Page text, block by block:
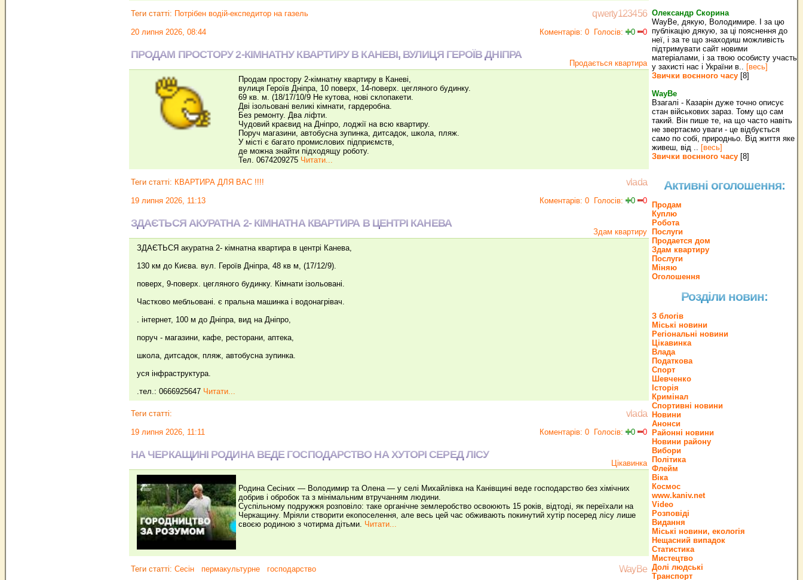
Теги статті: Потрібен водій-експедитор на газель qwerty123456
20 липня 2026, 08:44 Коментарів: 0 Голосів: 0 0
ПРОДАМ ПРОСТОРУ 2-КІМНАТНУ КВАРТИРУ В КАНЕВІ, ВУЛИЦЯ ГЕРОЇВ ДНІПРА
Продається квартира
Продам простору 2-кімнатну квартиру в Каневі,
вулиця Героїв Дніпра, 10 поверх, 14-поверх. цегляного будинку.
69 кв. м. (18/17/10/9 Не кутова, нові склопакети.
Дві ізольовані великі кімнати, гардеробна.
Без ремонту. Два ліфти.
Чудовий краєвид на Дніпро, лоджії на всю квартиру.
Поруч магазини, автобусна зупинка, дитсадок, школа, пляж.
У місті є багато промислових підприємств,
де можна знайти підходящу роботу.
Тел. 0674209275 Читати...
Теги статті: КВАРТИРА ДЛЯ ВАС !!!! vlada
19 липня 2026, 11:13 Коментарів: 0 Голосів: 0 0
ЗДАЄТЬСЯ АКУРАТНА 2- КІМНАТНА КВАРТИРА В ЦЕНТРІ КАНЕВА
Здам квартиру
ЗДАЄТЬСЯ акуратна 2- кімнатна квартира в центрі Канева,
130 км до Києва. вул. Героїв Дніпра, 48 кв м, (17/12/9).
поверх, 9-поверх. цегляного будинку. Кімнати ізольовані.
Частково мебльовані. є пральна машинка і водонагрівач.
. інтернет, 100 м до Дніпра, вид на Дніпро,
поруч - магазини, кафе, ресторани, аптека,
школа, дитсадок, пляж, автобусна зупинка.
уся інфраструктура.
.тел.: 0666925647 Читати...
Теги статті: vlada
19 липня 2026, 11:11 Коментарів: 0 Голосів: 0 0
НА ЧЕРКАЩИНІ РОДИНА ВЕДЕ ГОСПОДАРСТВО НА ХУТОРІ СЕРЕД ЛІСУ
Цікавинка
Родина Сесіних — Володимир та Олена — у селі Михайлівка на Канівщині веде господарство без хімічних
добрив і обробок та з мінімальним втручанням людини.
Суспільному подружжя розповіло: таке органічне землеробство освоюють 15 років, відтоді, як переїхали на
Черкащину. Мріяли створити екопоселення, але весь цей час обживають покинутий хутір посеред лісу лише
своєю родиною з чотирма дітьми. Читати...
Теги статті: Сесін пермакультурне господарство WayBe
Олександр Скорина
WayBe, дякую, Володимире. І за цю
публікацію дякую, за ці пояснення до
неї, і за те що знаходиш можливість
підтримувати сайт новими
матеріалами, і за твою особисту участь
у захисті нас і України в.. [весь]
Звички воєнного часу [8]
WayBe
Взагалі - Казарін дуже точно описує
стан військових зараз. Тому що сам
такий. Він пише те, на що часто навіть
не звертаємо уваги - це відбується
само по собі, природньо. Від життя яке
живеш, від .. [весь]
Звички воєнного часу [8]
Активні оголошення:
Продам
Куплю
Робота
Послуги
Продается дом
Здам квартиру
Послуги
Міняю
Оголошення
Розділи новин:
З блогів
Міські новини
Регіональні новини
Цікавинка
Влада
Податкова
Спорт
Шевченко
Історія
Кримінал
Спортивні новини
Новини
Анонси
Районні новини
Новини району
Вибори
Політика
Флейм
Віка
Космос
www.kaniv.net
Video
Розповіді
Видання
Міські новини, екологія
Нещасний випадок
Статистика
Мистецтво
Долі людські
Транспорт